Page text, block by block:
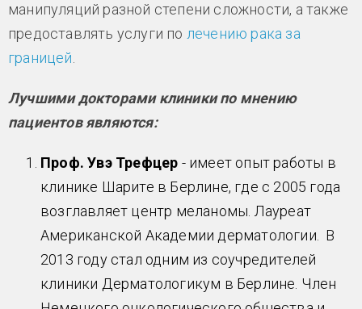
манипуляций разной степени сложности, а также
предоставлять услуги по лечению рака за
границей
Лучшими докторами клиники по мнению
пациентов являются:
Проф. Увэ Трефцер - имеет опыт работы в
клинике Шарите в Берлине, где с 2005 года
возглавляет центр меланомы. Лауреат
Американской Академии дерматологии. В
2013 году стал одним из соучредителей
клиники Дерматологикум в Берлине. Член